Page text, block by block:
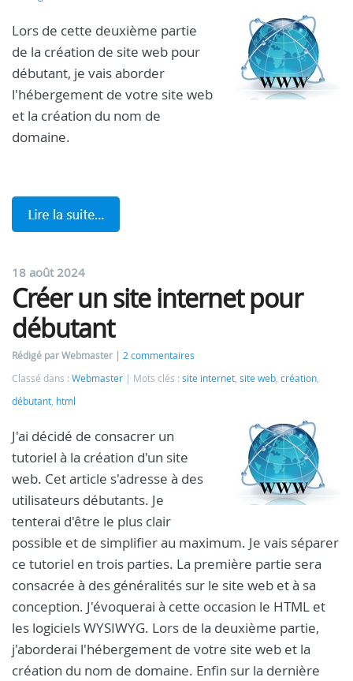
Lors de cette deuxième partie
de la création de site web pour
débutant, je vais aborder
l'hébergement de votre site web
et la création du nom de
domaine.
18 août 2024
Créer un site internet pour
débutant
Rédigé par Webmaster
2 commentaires
Classé dans : Webmaster Mots clés : site internet site web création
débutant html
J'ai décidé de consacrer un
tutoriel à la création d'un site
web. Cet article s'adresse à des
utilisateurs débutants. Je
tenterai d'être le plus clair
possible et de simplifier au maximum. Je vais séparer
ce tutoriel en trois parties. La première partie sera
consacrée à des généralités sur le site web et à sa
conception. J'évoquerai à cette occasion le HTML et
les logiciels WYSIWYG. Lors de la deuxième partie,
j'aborderai l'hébergement de votre site web et la
création du nom de domaine. Enfin sur la dernière